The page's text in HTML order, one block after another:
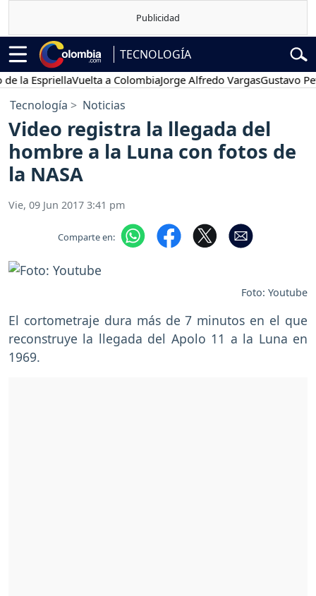
TECNOLOGÍA
EspriellaVuelta a ColombiaJorge Alfredo VargasGustavo Petro
Tecnología Noticias
Video registra la llegada del
hombre a la Luna con fotos de
la NASA
Vie, 09 Jun 2017 3:41 pm
Comparte en:
Foto: Youtube
El cortometraje dura más de 7 minutos en el que
reconstruye la llegada del Apolo 11 a la Luna en
1969.